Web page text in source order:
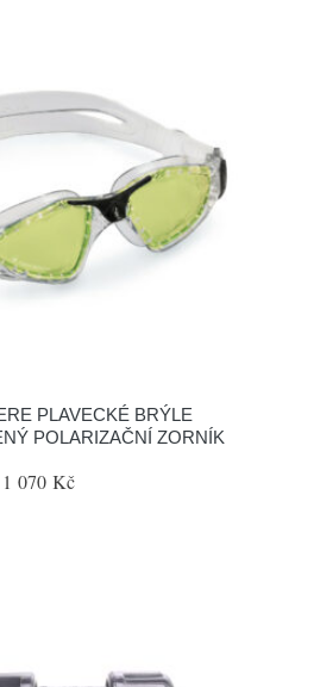
PLAVECKÉ BRÝLE
POLARIZAČNÍ ZORNÍK
1 070 Kč